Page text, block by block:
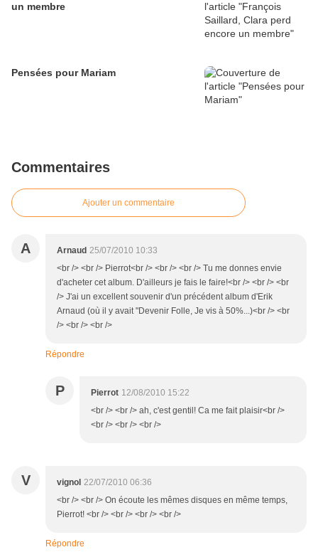
un membre
Pensées pour Mariam
Commentaires
Ajouter un commentaire
A Arnaud 25/07/2010 10:33
<br /> <br /> Pierrot<br /> <br /> <br /> Tu me donnes envie
d'acheter cet album. D'ailleurs je fais le faire!<br /> <br /> <br
/> J'ai un excellent souvenir d'un précédent album d'Erik
Arnaud (où il y avait "Devenir Folle, Je vis à 50%...)<br /> <br
/> <br /> <br />
Répondre
P Pierrot 12/08/2010 15:22
<br /> <br /> ah, c'est gentil! Ca me fait plaisir<br />
<br /> <br /> <br />
V vignol 22/07/2010 06:36
<br /> <br /> On écoute les mêmes disques en même temps,
Pierrot! <br /> <br /> <br /> <br />
Répondre